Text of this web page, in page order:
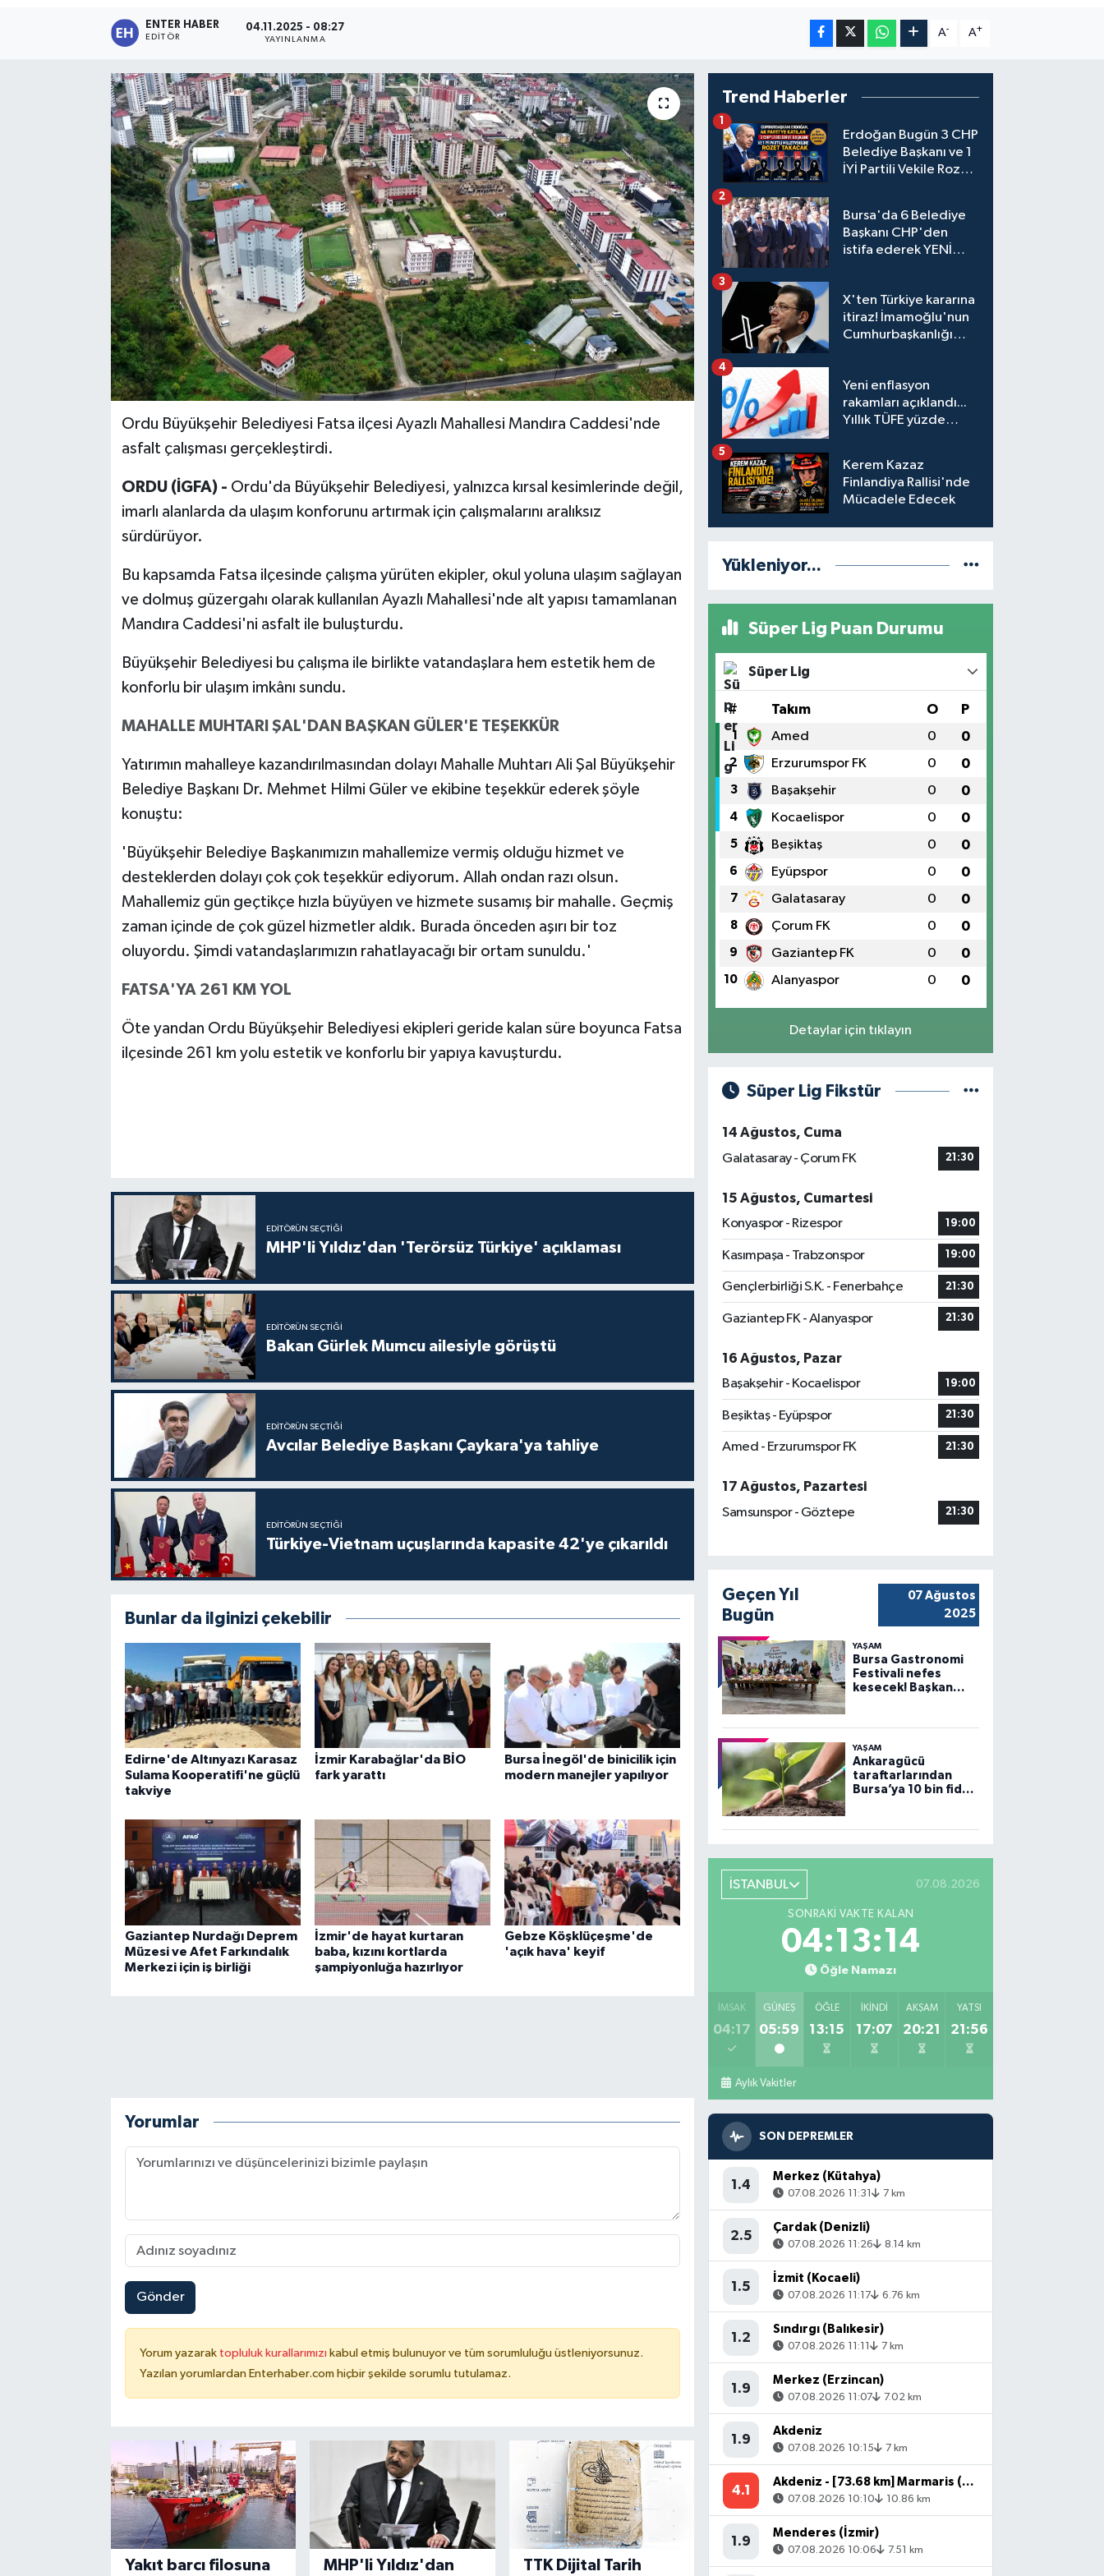
ENTER HABER
EDITÖR
04.11.2025 - 08:27
YAYINLANMA
A- A+
Ordu Büyükşehir Belediyesi Fatsa ilçesi Ayazlı Mahallesi Mandıra Caddesi'nde
asfalt çalışması gerçekleştirdi.
ORDU (İGFA) - Ordu'da Büyükşehir Belediyesi, yalnızca kırsal kesimlerinde değil,
imarlı alanlarda da ulaşım konforunu artırmak için çalışmalarını aralıksız
sürdürüyor.
Bu kapsamda Fatsa ilçesinde çalışma yürüten ekipler, okul yoluna ulaşım sağlayan
ve dolmuş güzergahı olarak kullanılan Ayazlı Mahallesi'nde alt yapısı tamamlanan
Mandıra Caddesi'ni asfalt ile buluşturdu.
Büyükşehir Belediyesi bu çalışma ile birlikte vatandaşlara hem estetik hem de
konforlu bir ulaşım imkânı sundu.
MAHALLE MUHTARI ŞAL'DAN BAŞKAN GÜLER'E TEŞEKKÜR
Yatırımın mahalleye kazandırılmasından dolayı Mahalle Muhtarı Ali Şal Büyükşehir
Belediye Başkanı Dr. Mehmet Hilmi Güler ve ekibine teşekkür ederek şöyle
konuştu:
'Büyükşehir Belediye Başkanımızın mahallemize vermiş olduğu hizmet ve
desteklerden dolayı çok çok teşekkür ediyorum. Allah ondan razı olsun.
Mahallemiz gün geçtikçe hızla büyüyen ve hizmete susamış bir mahalle. Geçmiş
zaman içinde de çok güzel hizmetler aldık. Burada önceden aşırı bir toz
oluyordu. Şimdi vatandaşlarımızın rahatlayacağı bir ortam sunuldu.'
FATSA'YA 261 KM YOL
Öte yandan Ordu Büyükşehir Belediyesi ekipleri geride kalan süre boyunca Fatsa
ilçesinde 261 km yolu estetik ve konforlu bir yapıya kavuşturdu.
EDITÖRÜN SEÇTIĞI
MHP'li Yıldız'dan 'Terörsüz Türkiye' açıklaması
EDITÖRÜN SEÇTIĞI
Bakan Gürlek Mumcu ailesiyle görüştü
EDITÖRÜN SEÇTIĞI
Avcılar Belediye Başkanı Çaykara'ya tahliye
EDITÖRÜN SEÇTIĞI
Türkiye-Vietnam uçuşlarında kapasite 42'ye çıkarıldı
Bunlar da ilginizi çekebilir
Edirne'de Altınyazı Karasaz
Sulama Kooperatifi'ne güçlü
takviye
İzmir Karabağlar'da BİO
fark yarattı
Bursa İnegöl'de binicilik için
modern manejler yapılıyor
Gaziantep Nurdağı Deprem
Müzesi ve Afet Farkındalık
Merkezi için iş birliği
İzmir'de hayat kurtaran
baba, kızını kortlarda
şampiyonluğa hazırlıyor
Gebze Köşklüçeşme'de
'açık hava' keyif
Yorumlar
Gönder
Yorum yazarak topluluk kurallarımızı kabul etmiş bulunuyor ve tüm sorumluluğu üstleniyorsunuz.
Yazılan yorumlardan Enterhaber.com hiçbir şekilde sorumlu tutulamaz.
Yakıt barcı filosuna MHP'li Yıldız'dan TTK Dijital Tarih
Trend Haberler
Erdoğan Bugün 3 CHP
Belediye Başkanı ve 1
İYİ Partili Vekile Rozet
1
Bursa'da 6 Belediye
Başkanı CHP'den
istifa ederek YENİ
2
X'ten Türkiye kararına
itiraz! İmamoğlu'nun
Cumhurbaşkanlığı
engeli mahkemeye
taşındı
3
Yeni enflasyon
rakamları açıklandı...
Yıllık TÜFE yüzde
4
Kerem Kazaz
Finlandiya Rallisi'nde
Mücadele Edecek
5
Yükleniyor...
Süper Lig Puan Durumu
Süper Lig
# Takım O P
1 Amed 0 0
2 Erzurumspor FK 0 0
3 Başakşehir 0 0
4 Kocaelispor 0 0
5 Beşiktaş 0 0
6 Eyüpspor 0 0
7 Galatasaray 0 0
8 Çorum FK 0 0
9 Gaziantep FK 0 0
10 Alanyaspor 0 0
Detaylar için tıklayın
Süper Lig Fikstür
14 Ağustos, Cuma
Galatasaray - Çorum FK
21:30
15 Ağustos, Cumartesi
Konyaspor - Rizespor
19:00
Kasımpaşa - Trabzonspor 19:00
Gençlerbirliği S.K. - Fenerbahçe 21:30
Gaziantep FK - Alanyaspor 21:30
16 Ağustos, Pazar
Başakşehir - Kocaelispor
19:00
Beşiktaş - Eyüpspor 21:30
Amed - Erzurumspor FK 21:30
17 Ağustos, Pazartesi
Samsunspor - Göztepe
21:30
Geçen Yıl
Bugün
07 Ağustos
2025
YAŞAM
Bursa Gastronomi
Festivali nefes
kesecek! Başkan
açıklama
YAŞAM
Ankaragücü
taraftarlarından
Bursa’ya 10 bin fidan
İSTANBUL 07.08.2026
SONRAKI VAKTE KALAN
04:13:13
Öğle Namazı
İMSAK
04:17
GÜNEŞ
05:59
ÖĞLE
13:15
İKINDI
17:07
AKŞAM
20:21
YATSI
21:56
Aylık Vakitler
SON DEPREMLER
1.4
Merkez (Kütahya)
07.08.2026 11:31 7 km
2.5
Çardak (Denizli)
07.08.2026 11:26 8.14 km
1.5
İzmit (Kocaeli)
07.08.2026 11:17 6.76 km
1.2
Sındırgı (Balıkesir)
07.08.2026 11:11 7 km
1.9
Merkez (Erzincan)
07.08.2026 11:07 7.02 km
1.9
Akdeniz
07.08.2026 10:15 7 km
4.1
Akdeniz - [73.68 km] Marmaris (Muğla)
07.08.2026 10:10 10.86 km
1.9
Menderes (İzmir)
07.08.2026 10:06 7.51 km
KÜLTÜR SANAT
FRAGMANLAR